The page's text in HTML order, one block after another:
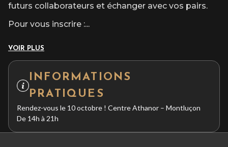
futurs collaborateurs et échanger avec vos pairs.
Pour vous inscrire :...
VOIR PLUS
INFORMATIONS
PRATIQUES
Rendez-vous le 10 octobre ! Centre Athanor – Montluçon
De 14h à 21h